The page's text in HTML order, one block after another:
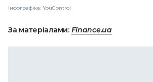
Інфографіка: YouControl
За матеріалами: Finance.ua